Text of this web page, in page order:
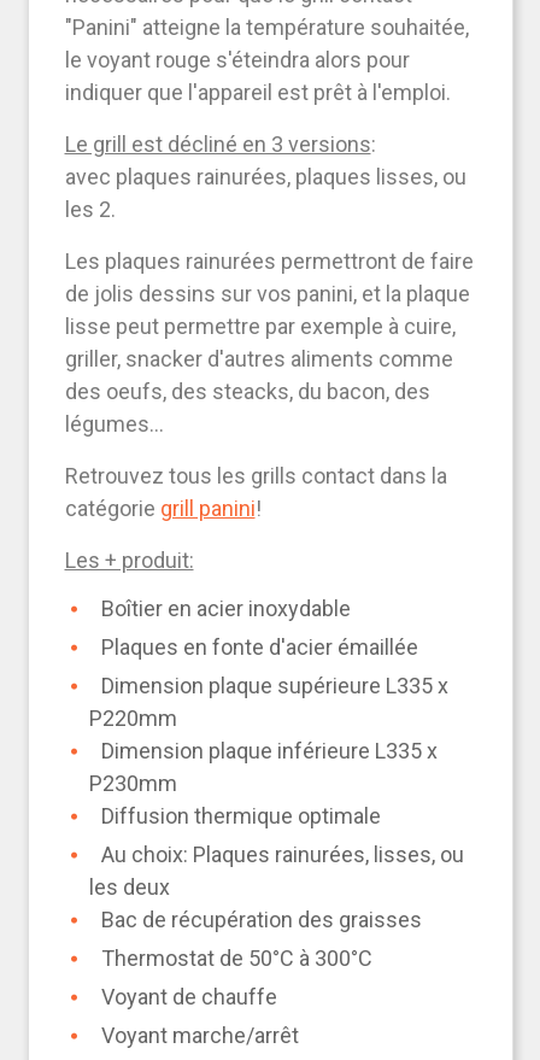
"Panini" atteigne la température souhaitée,
le voyant rouge s'éteindra alors pour
indiquer que l'appareil est prêt à l'emploi.
Le grill est décliné en 3 versions:
avec plaques rainurées, plaques lisses, ou
les 2.
Les plaques rainurées permettront de faire
de jolis dessins sur vos panini, et la plaque
lisse peut permettre par exemple à cuire,
griller, snacker d'autres aliments comme
des oeufs, des steacks, du bacon, des
légumes...
Retrouvez tous les grills contact dans la
catégorie grill panini!
Les + produit:
Boîtier en acier inoxydable
Plaques en fonte d'acier émaillée
Dimension plaque supérieure L335 x
P220mm
Dimension plaque inférieure L335 x
P230mm
Diffusion thermique optimale
Au choix: Plaques rainurées, lisses, ou
les deux
Bac de récupération des graisses
Thermostat de 50°C à 300°C
Voyant de chauffe
Voyant marche/arrêt